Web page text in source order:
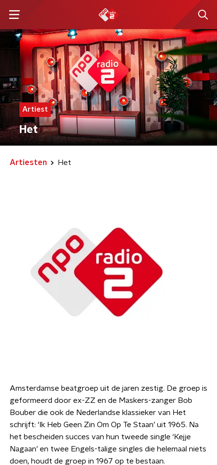
Artiest
Het
Artiesten Het
Amsterdamse beatgroep uit de jaren zestig. De groep is
geformeerd door ex-ZZ en de Maskers-zanger Bob
Bouber die ook de Nederlandse klassieker van Het
schrijft: ‘Ik Heb Geen Zin Om Op Te Staan’ uit 1965. Na
het bescheiden succes van hun tweede single ‘Kejje
Nagaan’ en twee Engels-talige singles die helemaal niets
doen, houdt de groep in 1967 op te bestaan.